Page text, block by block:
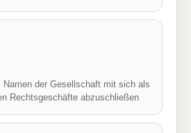
Namen der Gesellschaft mit sich als
Rechtsgeschäfte abzuschließen